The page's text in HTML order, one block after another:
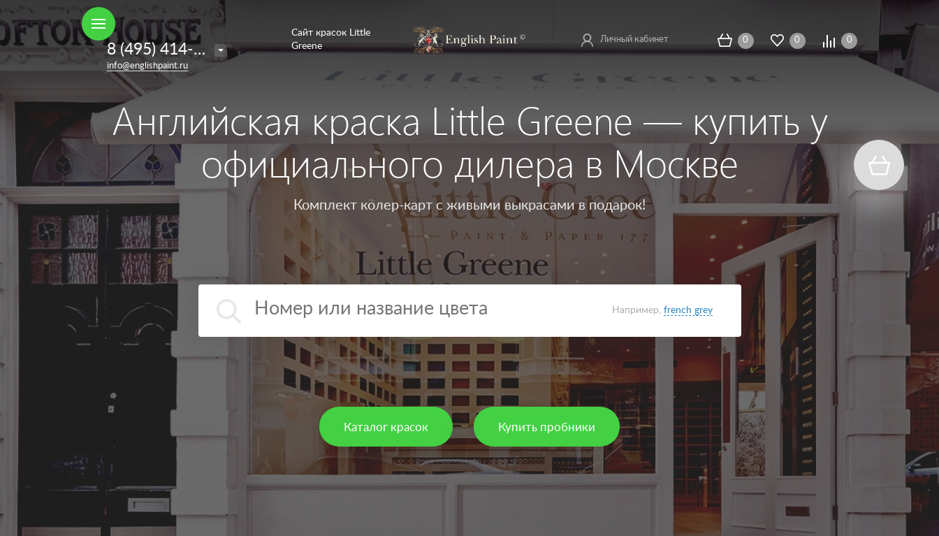
в каталоге
Найти
Например,
French
8 (495) 414-35-98
info@englishpaint.ru
Сайт красок Little
Greene
Личный кабинет 0 0 0
Английская краска Little Greene — купить у
официального дилера в Москве
Комплект колер-карт с живыми выкрасами в подарок!
Например,french grey
Каталог красок Купить пробники